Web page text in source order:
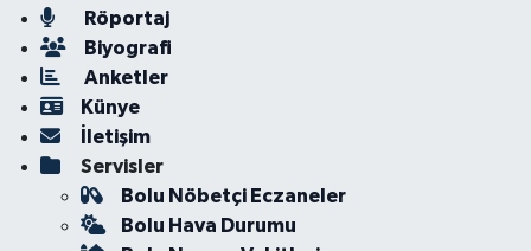
Röportaj
Biyografi
Anketler
Künye
İletişim
Servisler
Bolu Nöbetçi Eczaneler
Bolu Hava Durumu